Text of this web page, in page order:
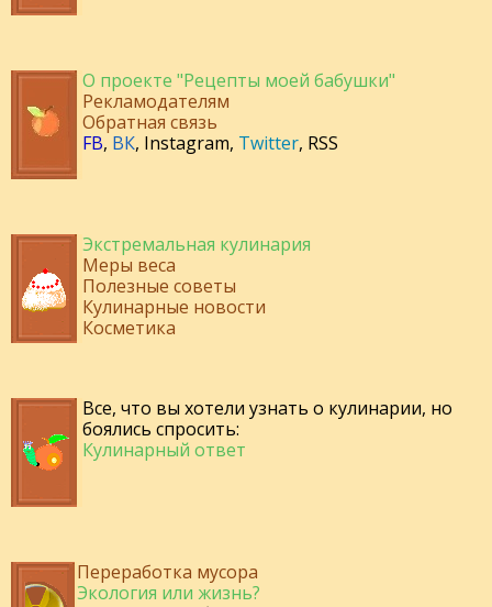
О проекте "Рецепты моей бабушки"
Рекламодателям
Обратная связь
FB, ВК, Instagram, Twitter, RSS
Экстремальная кулинария
Меры веса
Полезные советы
Кулинарные новости
Косметика
Все, что вы хотели узнать о кулинарии, но
боялись спросить:
Кулинарный ответ
Переработка мусора
Экология или жизнь?